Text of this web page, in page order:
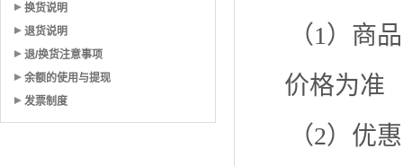
（1）商
价格为准
（2）优
换货说明
退货说明
退/换货注意事项
余额的使用与提现
发票制度